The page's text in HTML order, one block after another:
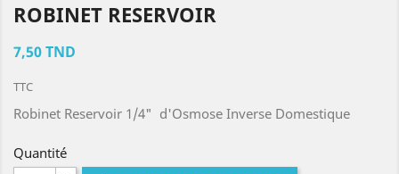
ROBINET RESERVOIR
7,50 TND
TTC
Robinet Reservoir 1/4" d'Osmose Inverse Domestique
Quantité